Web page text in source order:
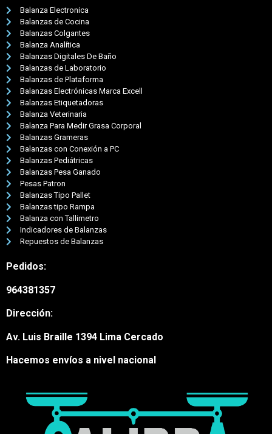
Balanza Electronica
Balanzas de Cocina
Balanzas Colgantes
Balanza Analítica
Balanzas Digitales De Baño
Balanzas de Laboratorio
Balanzas de Plataforma
Balanzas Electrónicas Marca Excell
Balanzas Etiquetadoras
Balanza Veterinaria
Balanza Para Medir Grasa Corporal
Balanzas Grameras
Balanzas con Conexión a PC
Balanzas Pediátricas
Balanzas Pesa Ganado
Pesas Patron
Balanzas Tipo Pallet
Balanzas tipo Rampa
Balanza con Tallimetro
Indicadores de Balanzas
Repuestos de Balanzas
Pedidos:
964381357
Dirección:
Av. Luis Braille 1394 Lima Cercado
Hacemos envíos a nivel nacional
cliente está aquí para
responder a sus preguntas.
¡Pregúntenos cualquier cosa!